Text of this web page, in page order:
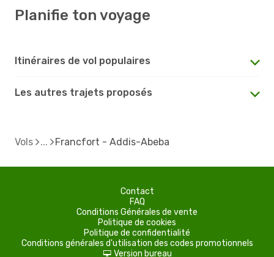
Planifie ton voyage
Itinéraires de vol populaires
Les autres trajets proposés
Vols Francfort - Addis-Abeba
Contact
FAQ
Conditions Générales de vente
Politique de cookies
Politique de confidentialité
Conditions générales d'utilisation des codes promotionnels
d Version bureau